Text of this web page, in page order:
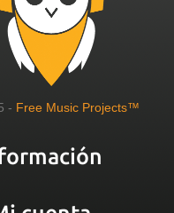
- Free Music Projects™